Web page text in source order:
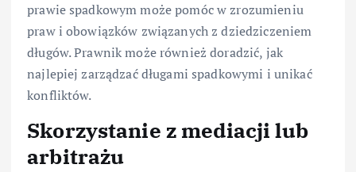
prawie spadkowym może pomóc w zrozumieniu
praw i obowiązków związanych z dziedziczeniem
długów. Prawnik może również doradzić, jak
najlepiej zarządzać długami spadkowymi i unikać
konfliktów.
Skorzystanie z mediacji lub
arbitrażu